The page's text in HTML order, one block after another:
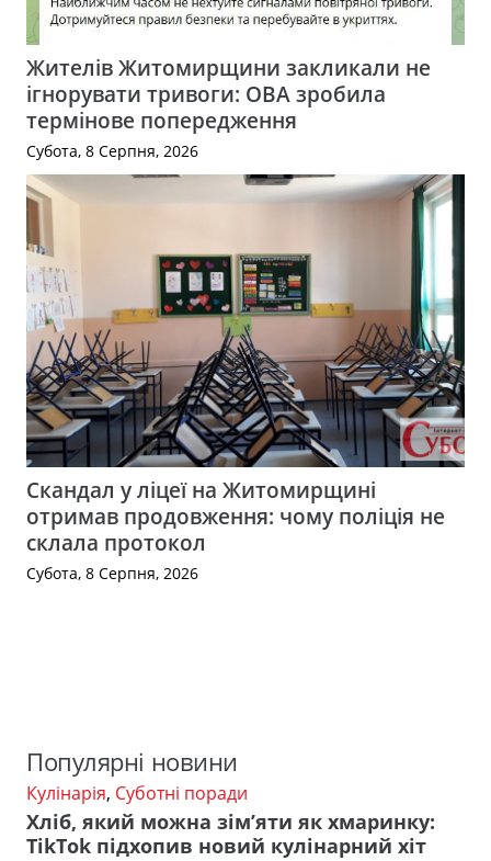
Жителів Житомирщини закликали не
ігнорувати тривоги: ОВА зробила
термінове попередження
Субота, 8 Серпня, 2026
Скандал у ліцеї на Житомирщині
отримав продовження: чому поліція не
склала протокол
Субота, 8 Серпня, 2026
Популярні новини
Кулінарія, Суботні поради
Хліб, який можна зім’яти як хмаринку:
TikTok підхопив новий кулінарний хіт